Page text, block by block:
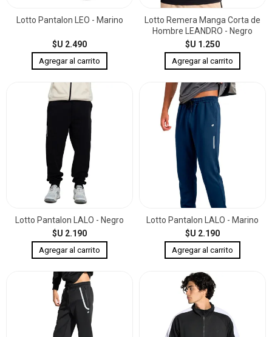
Lotto Pantalon LEO - Marino
$U 2.490
Lotto Remera Manga Corta de
Hombre LEANDRO - Negro
$U 1.250
Lotto Pantalon LALO - Negro
$U 2.190
Lotto Pantalon LALO - Marino
$U 2.190